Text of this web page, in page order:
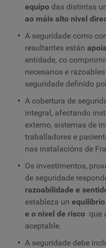
equipo das distintas
ao máis alto nivel
A seguridade como
resultantes están
entidade, co
necesarios e
seguridade definido
A cobertura de
integral, afectando
externo, sistemas de
traballadores e
nas instalacións de
Os investimentos,
de seguridade
razoabilidade e
estableza un
e o nivel de risco que
aceptable.
A seguridade debe